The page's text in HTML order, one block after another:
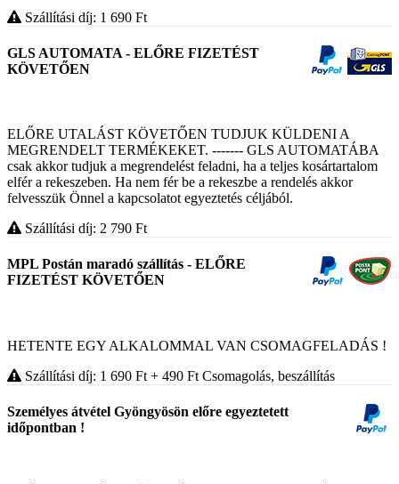
Szállítási díj: 1 690 Ft
GLS AUTOMATA - ELŐRE FIZETÉST
KÖVETŐEN
ELŐRE UTALÁST KÖVETŐEN TUDJUK KÜLDENI A
MEGRENDELT TERMÉKEKET. ------- GLS AUTOMATÁBA
csak akkor tudjuk a megrendelést feladni, ha a teljes kosártartalom
elfér a rekeszeben. Ha nem fér be a rekeszbe a rendelés akkor
felvesszük Önnel a kapcsolatot egyeztetés céljából.
Szállítási díj: 2 790 Ft
MPL Postán maradó szállítás - ELŐRE
FIZETÉST KÖVETŐEN
HETENTE EGY ALKALOMMAL VAN CSOMAGFELADÁS !
Szállítási díj: 1 690 Ft + 490 Ft Csomagolás, beszállítás
Személyes átvétel Gyöngyösön előre egyeztetett
időpontban !